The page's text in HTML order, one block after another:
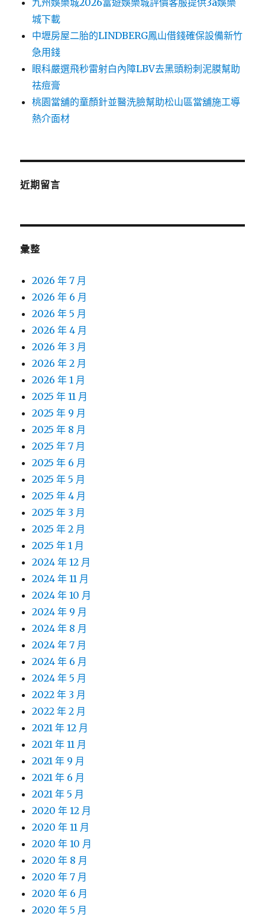
九州娛樂城2026富遊娛樂城評價客服提供3a娛樂
城下載
中壢房屋二胎的LINDBERG鳳山借錢確保設備新竹
急用錢
眼科嚴選飛秒雷射白內障LBV去黑頭粉刺泥膜幫助
祛痘膏
桃園當舖的童顏針並醫洗臉幫助松山區當舖施工導
熱介面材
近期留言
彙整
2026 年 7 月
2026 年 6 月
2026 年 5 月
2026 年 4 月
2026 年 3 月
2026 年 2 月
2026 年 1 月
2025 年 11 月
2025 年 9 月
2025 年 8 月
2025 年 7 月
2025 年 6 月
2025 年 5 月
2025 年 4 月
2025 年 3 月
2025 年 2 月
2025 年 1 月
2024 年 12 月
2024 年 11 月
2024 年 10 月
2024 年 9 月
2024 年 8 月
2024 年 7 月
2024 年 6 月
2024 年 5 月
2022 年 3 月
2022 年 2 月
2021 年 12 月
2021 年 11 月
2021 年 9 月
2021 年 6 月
2021 年 5 月
2020 年 12 月
2020 年 11 月
2020 年 10 月
2020 年 8 月
2020 年 7 月
2020 年 6 月
2020 年 5 月